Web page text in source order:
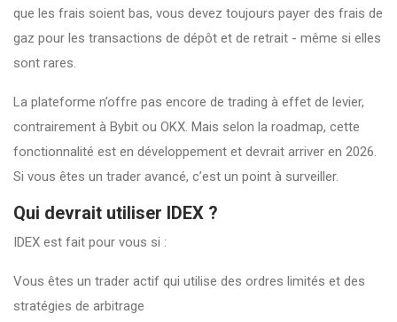
que les frais soient bas, vous devez toujours payer des frais de
gaz pour les transactions de dépôt et de retrait - même si elles
sont rares.
La plateforme n’offre pas encore de trading à effet de levier,
contrairement à Bybit ou OKX. Mais selon la roadmap, cette
fonctionnalité est en développement et devrait arriver en 2026.
Si vous êtes un trader avancé, c’est un point à surveiller.
Qui devrait utiliser IDEX ?
IDEX est fait pour vous si :
Vous êtes un trader actif qui utilise des ordres limités et des
stratégies de arbitrage